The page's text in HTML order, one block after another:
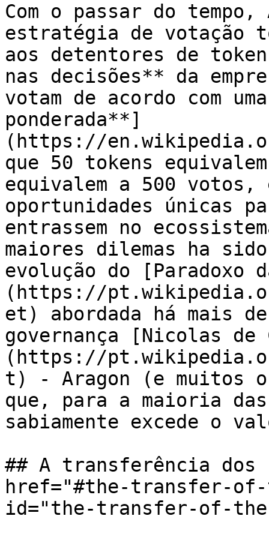
Com o passar do tempo,
estratégia de votação
aos detentores de
nas decisões** da
votam de acordo com
ponderada**]
(https://
que 50 tokens
equivalem a 500
oportunidades únicas
entrassem no
maiores dilemas ha
evolução do [Paradoxo
(https://
et) abordada há mais
governança [Nicolas de
(https://
t) - Aragon (e muitos
que, para a maioria
sabiamente excede o
## A transferência dos
href="#the-transfer-
id="the-transfer-of-